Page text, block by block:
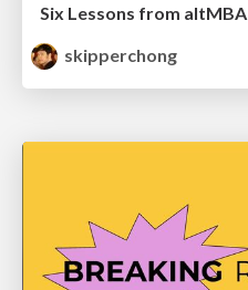
Six Lessons from altMBA
skipperchong